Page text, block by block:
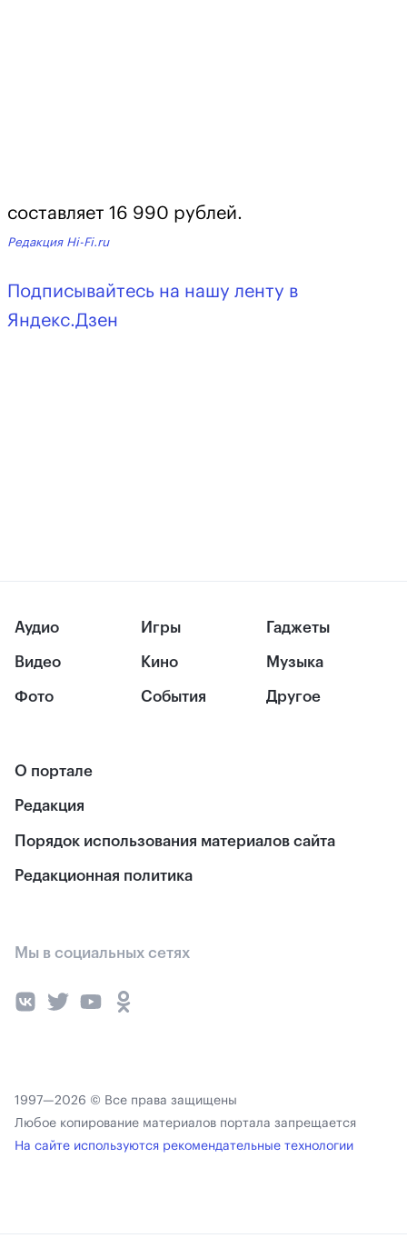
составляет 16 990 рублей.
Редакция Hi-Fi.ru
Подписывайтесь на нашу ленту в
Яндекс.Дзен
Аудио
Видео
Фото
Игры
Кино
События
Гаджеты
Музыка
Другое
О портале
Редакция
Порядок использования материалов сайта
Редакционная политика
Мы в социальных сетях
1997—2026 © Все права защищены
Любое копирование материалов портала запрещается
На сайте используются рекомендательные технологии